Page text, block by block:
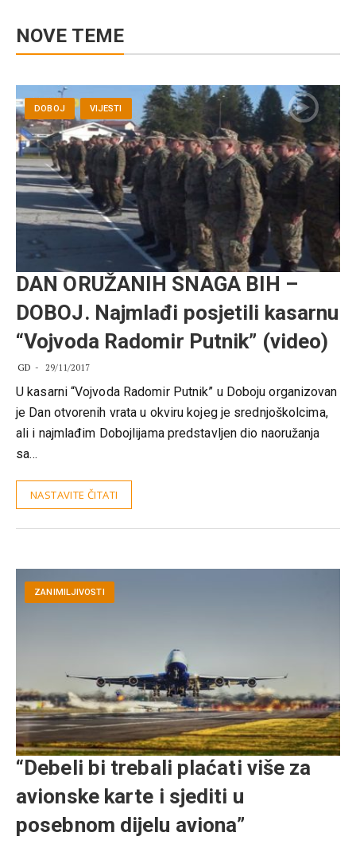
NOVE TEME
DOBOJ VIJESTI
DAN ORUŽANIH SNAGA BIH –
DOBOJ. Najmlađi posjetili kasarnu
“Vojvoda Radomir Putnik” (video)
GD 29/11/2017
U kasarni “Vojvoda Radomir Putnik” u Doboju organizovan
je Dan otvorenih vrata u okviru kojeg je srednjoškolcima,
ali i najmlađim Dobojlijama predstavljen dio naoružanja
sa…
NASTAVITE ČITATI
ZANIMILJIVOSTI
“Debeli bi trebali plaćati više za
avionske karte i sjediti u
posebnom dijelu aviona”